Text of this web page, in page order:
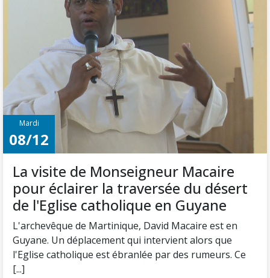
Mardi
08/12
La visite de Monseigneur Macaire
pour éclairer la traversée du désert
de l'Eglise catholique en Guyane
L'archevêque de Martinique, David Macaire est en
Guyane. Un déplacement qui intervient alors que
l'Eglise catholique est ébranlée par des rumeurs. Ce
[...]